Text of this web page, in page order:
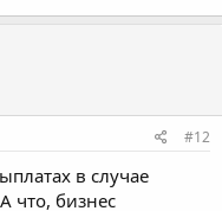
#12
в случае
что, бизнес